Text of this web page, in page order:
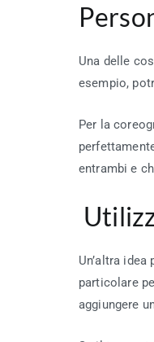
Una delle
esempio,
Per la
entrambi e
Un’altra
particolare
aggiungere